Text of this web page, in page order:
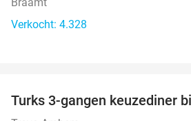
Verkocht: 4.328
Turks 3-gangen keuzediner